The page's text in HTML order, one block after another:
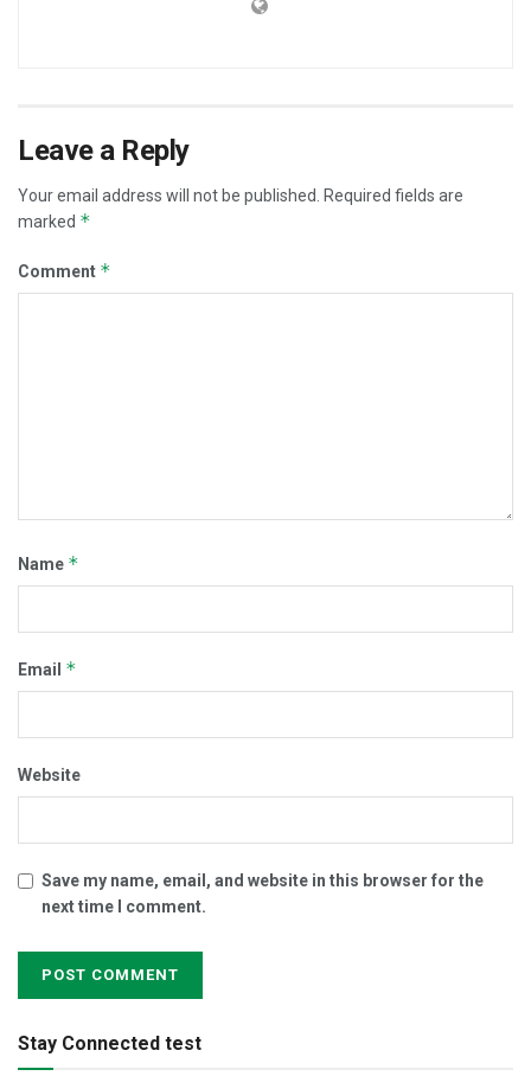
Leave a Reply
Your email address will not be published.
Required fields are
marked *
Comment *
Name *
Email *
Website
Save my name, email, and website in this browser for the
next time I comment.
Stay Connected test